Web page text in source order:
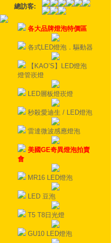
總訪客:
各大品牌燈泡特價區
各式LED燈泡．驅動器
【KAO’S】LED燈泡
燈管崁燈
LED層板燈崁燈
秒殺愛迪生 / LED燈泡
雷達微波感應燈泡
美國GE奇異燈泡拍賣
會
MR16 LED燈泡
LED 豆泡
T5 T8日光燈
GU10 LED燈泡